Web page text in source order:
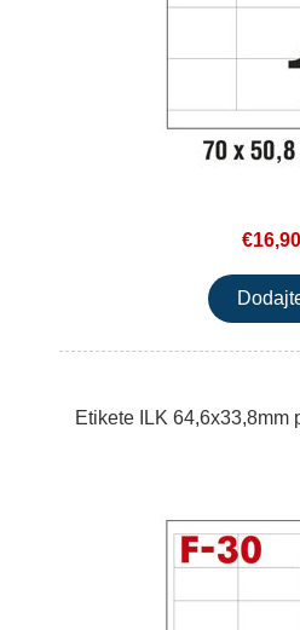
€16,90
Etikete ILK 64,6x33,8mm